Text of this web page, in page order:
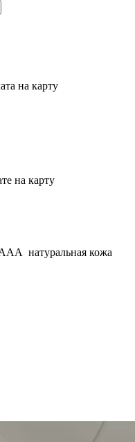
на карту
на карту
натуральная кожа